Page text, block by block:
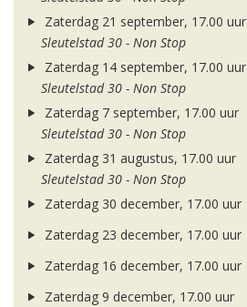
Zaterdag 21 september, 17.00 uur
Sleutelstad 30 - Non Stop
Zaterdag 14 september, 17.00 uur
Sleutelstad 30 - Non Stop
Zaterdag 7 september, 17.00 uur
Sleutelstad 30 - Non Stop
Zaterdag 31 augustus, 17.00 uur
Sleutelstad 30 - Non Stop
Zaterdag 30 december, 17.00 uur
Zaterdag 23 december, 17.00 uur
Zaterdag 16 december, 17.00 uur
Zaterdag 9 december, 17.00 uur